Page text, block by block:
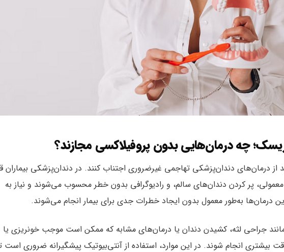
چه درمان‌هایی بدون پروفیلاکسی مجازند؟
از درمان‌های دندان‌پزشکی تهاجمی غیرضروری اجتناب کنند. در دندان‌پزشکی بیماران
معمولی، پر کردن دندان‌های سالم، و رادیوگرافی بدون خطر محسوب می‌شوند و نیاز به
درمان‌ها به‌طور معمول بدون ایجاد خطرات جدی برای بیمار انجام می‌شوند.
جراحی لثه، کشیدن دندان یا درمان‌های مشابه که ممکن است موجب خونریزی یا
بیشتری انجام شوند. در این موارد، استفاده از آنتی‌بیوتیک پیشگیرانه ضروری است